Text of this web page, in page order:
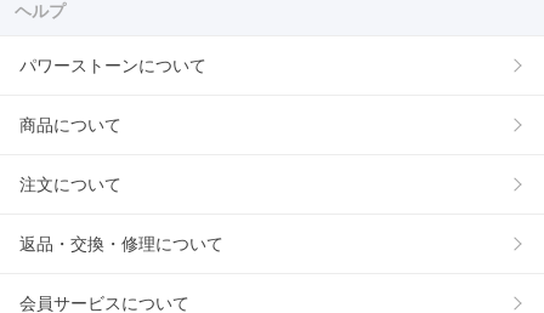
ヘルプ
パワーストーンについて
商品について
注文について
返品・交換・修理について
会員サービスについて